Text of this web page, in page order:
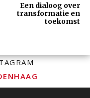
Een dialoog over
transformatie en
toekomst